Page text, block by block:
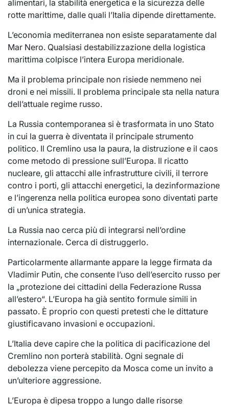
alimentari, la stabilità energetica e la sicurezza delle
rotte marittime, dalle quali l’Italia dipende direttamente.
L’economia mediterranea non esiste separatamente dal
Mar Nero. Qualsiasi destabilizzazione della logistica
marittima colpisce l’intera Europa meridionale.
Ma il problema principale non risiede nemmeno nei
droni e nei missili. Il problema principale sta nella natura
dell’attuale regime russo.
La Russia contemporanea si è trasformata in uno Stato
in cui la guerra è diventata il principale strumento
politico. Il Cremlino usa la paura, la distruzione e il caos
come metodo di pressione sull’Europa. Il ricatto
nucleare, gli attacchi alle infrastrutture civili, il terrore
contro i porti, gli attacchi energetici, la dezinformazione
e l’ingerenza nella politica europea sono diventati parte
di un’unica strategia.
La Russia nao cerca più di integrarsi nell’ordine
internazionale. Cerca di distruggerlo.
Particolarmente allarmante appare la legge firmata da
Vladimir Putin, che consente l’uso dell’esercito russo per
la „protezione dei cittadini della Federazione Russa
all’estero“. L’Europa ha già sentito formule simili in
passato. È proprio con questi pretesti che le dittature
giustificavano invasioni e occupazioni.
L’Italia deve capire che la politica di pacificazione del
Cremlino non porterà stabilità. Ogni segnale di
debolezza viene percepito da Mosca come un invito a
un’ulteriore aggressione.
L’Europa è dipesa troppo a lungo dalle risorse